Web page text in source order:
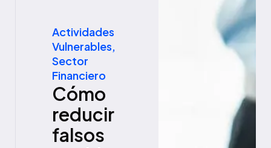
Actividades
Vulnerables,
Sector
Financiero
Cómo
reducir
falsos